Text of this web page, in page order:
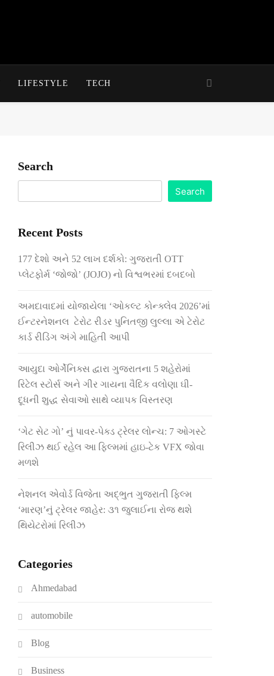
LIFESTYLE TECH
Search
Search
Recent Posts
177 દેશો અને 52 લાખ દર્શકો: ગુજરાતી OTT
પ્લેટફોર્મ ‘જોજો’ (JOJO) નો વિશ્વભરમાં દબદબો
અમદાવાદમાં યોજાયેલા ‘ઓકલ્ટ કોન્ક્લેવ 2026’માં
ઈન્ટરનેશનલ ટેરોટ રીડર પુનિતજી લુલ્લા એ ટેરોટ
કાર્ડ રીડિંગ અંગે માહિતી આપી
આયુદા ઓર્ગેનિક્સ દ્વારા ગુજરાતના 5 શહેરોમાં
રિટેલ સ્ટોર્સ અને ગીર ગાયના વૈદિક વલોણા ઘી-
દૂધની શુદ્ધ સેવાઓ સાથે વ્યાપક વિસ્તરણ
‘ગેટ સેટ ગો’ નું પાવર-પેક્ડ ટ્રેલર લોન્ચ: 7 ઓગસ્ટે
રિલીઝ થઈ રહેલ આ ફિલ્મમાં હાઇ-ટેક VFX જોવા
મળશે
નેશનલ એવોર્ડ વિજેતા અદ્ભુત ગુજરાતી ફિલ્મ
‘મારણ’નું ટ્રેલર જાહેર: ૩૧ જુલાઈના રોજ થશે
થિયેટરોમાં રિલીઝ
Categories
Ahmedabad
automobile
Blog
Business